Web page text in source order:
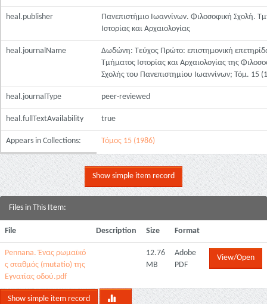
heal.publisher
Πανεπιστήμιο Ιωαννίνων. Φιλοσοφική Σχολή.
Ιστορίας και Αρχαιολογίας
heal.journalName
Δωδώνη: Τεύχος Πρώτο: επιστημονική
Τμήματος Ιστορίας και Αρχαιολογίας της
Σχολής του Πανεπιστημίου Ιωαννίνων; Τόμ. 15
heal.journalType peer-reviewed
heal.fullTextAvailability true
Appears in Collections: Τόμος 15 (1986)
Show simple item record
Files in This Item:
File Description Size Format
Pennana. Ένας ρωμαϊκό
ς σταθμός (mutatio) της
Εγνατίας οδού.pdf
12.76
MB
Adobe
PDF
View/Open
Show simple item record